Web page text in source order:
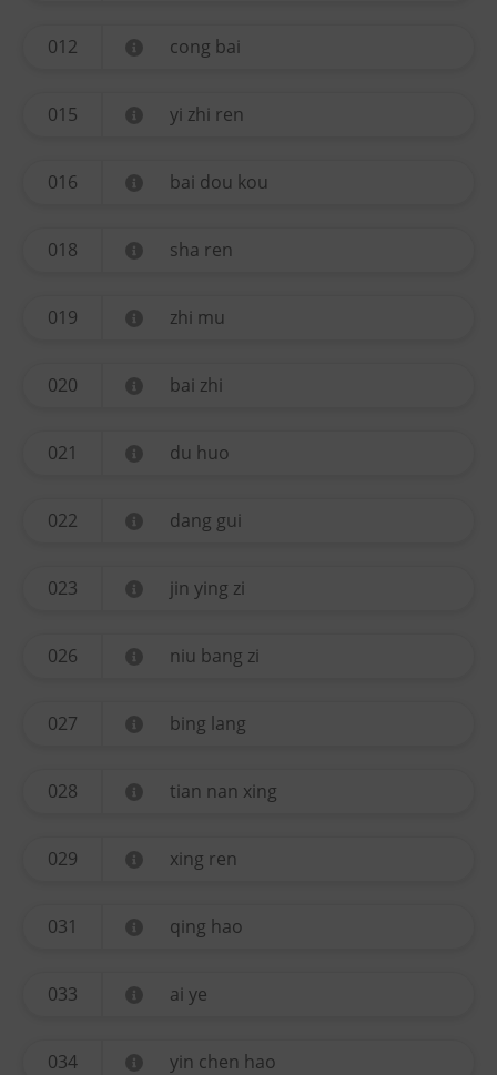
012 cong bai
015 yi zhi ren
016 bai dou kou
018 sha ren
019 zhi mu
020 bai zhi
021 du huo
022 dang gui
023 jin ying zi
026 niu bang zi
027 bing lang
028 tian nan xing
029 xing ren
031 qing hao
033 ai ye
034 yin chen hao